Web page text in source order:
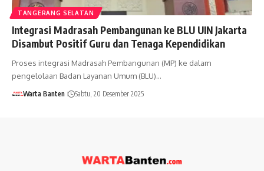
TANGERANG SELATAN
Integrasi Madrasah Pembangunan ke BLU UIN Jakarta
Disambut Positif Guru dan Tenaga Kependidikan
Proses integrasi Madrasah Pembangunan (MP) ke dalam
pengelolaan Badan Layanan Umum (BLU)…
Warta Banten Sabtu, 20 Desember 2025